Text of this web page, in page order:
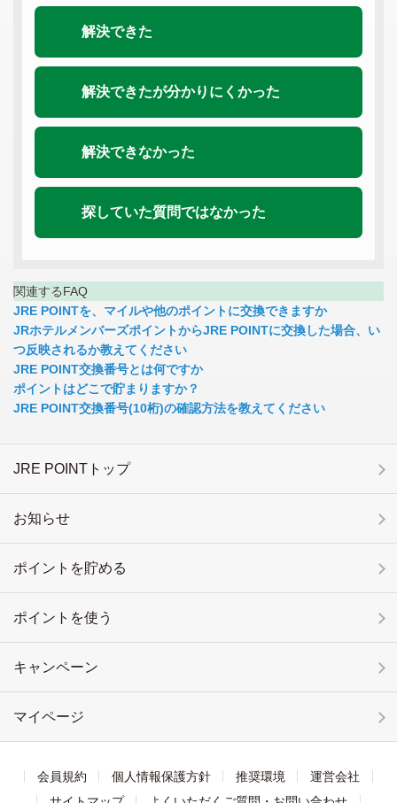
解決できた
解決できたが分かりにくかった
解決できなかった
探していた質問ではなかった
関連するFAQ
JRE POINTを、マイルや他のポイントに交換できますか
JRホテルメンバーズポイントからJRE POINTに交換した場合、い
つ反映されるか教えてください
JRE POINT交換番号とは何ですか
ポイントはどこで貯まりますか？
JRE POINT交換番号(10桁)の確認方法を教えてください
JRE POINTトップ
お知らせ
ポイントを貯める
ポイントを使う
キャンペーン
マイページ
会員規約 個人情報保護方針 推奨環境
運営会社